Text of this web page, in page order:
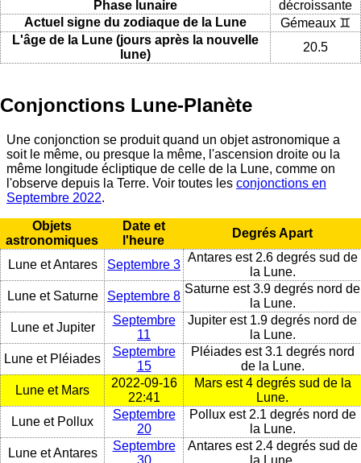
Phase lunaire
décroissante
Actuel signe du zodiaque de la Lune
Gémeaux ♊
L'âge de la Lune (jours après la nouvelle
lune)
20.5
Conjonctions Lune-Planète
Une conjonction se produit quand un objet astronomique a
soit le même, ou presque la même, l'ascension droite ou la
même longitude écliptique de celle de la Lune, comme on
l'observe depuis la Terre. Voir toutes les conjonctions en
Septembre 2022.
Objets
astronomiques
Date et
l'heure
Degrés Apart
Lune et Antares Septembre 3
Antares est 2.6 degrés sud de
la Lune.
Lune et Saturne
Septembre 8
Saturne est 3.9 degrés nord de
la Lune.
Lune et Jupiter
Septembre
11
Jupiter est 1.9 degrés nord de
la Lune.
Lune et Pléiades
Septembre
15
Pléiades est 3.1 degrés nord
de la Lune.
Lune et Mars
2022-09-16
22:41
Mars est 4 degrés sud de la
Lune.
Lune et Pollux
Septembre
20
Pollux est 2.1 degrés nord de
la Lune.
Lune et Antares
Septembre
30
Antares est 2.4 degrés sud de
la Lune.